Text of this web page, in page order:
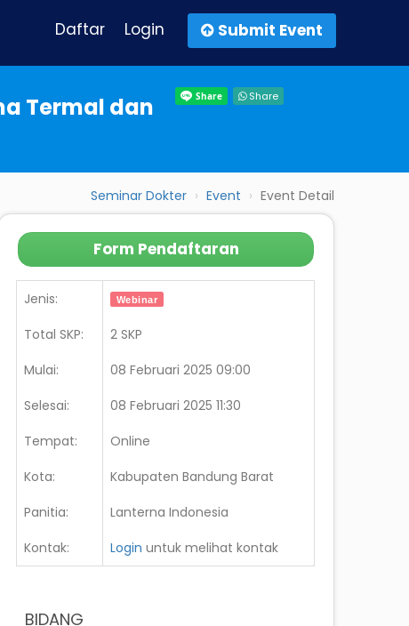
Submit Event
Login
Daftar
Termal dan Share
Seminar Dokter Event Event Detail
Form Pendaftaran
Jenis: Webinar
Total SKP:
2 SKP
Mulai:
08 Februari 2025 09:00
Selesai:
08 Februari 2025 11:30
Tempat:
Online
Kota:
Kabupaten Bandung Barat
Panitia:
Lanterna Indonesia
Kontak:
Login untuk melihat kontak
BIDANG